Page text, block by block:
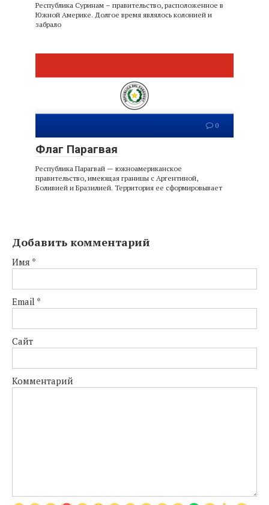
Республика Суринам – правительство, расположенное в
Южной Америке. Долгое время являлось колонией и
забрало
0
Флаг Парагвая
Республика Парагвай — южноамериканское
правительство, имеющая границы с Аргентиной,
Боливией и Бразилией. Территория ее сформировывает
Добавить комментарий
Имя *
Email *
Сайт
Комментарий